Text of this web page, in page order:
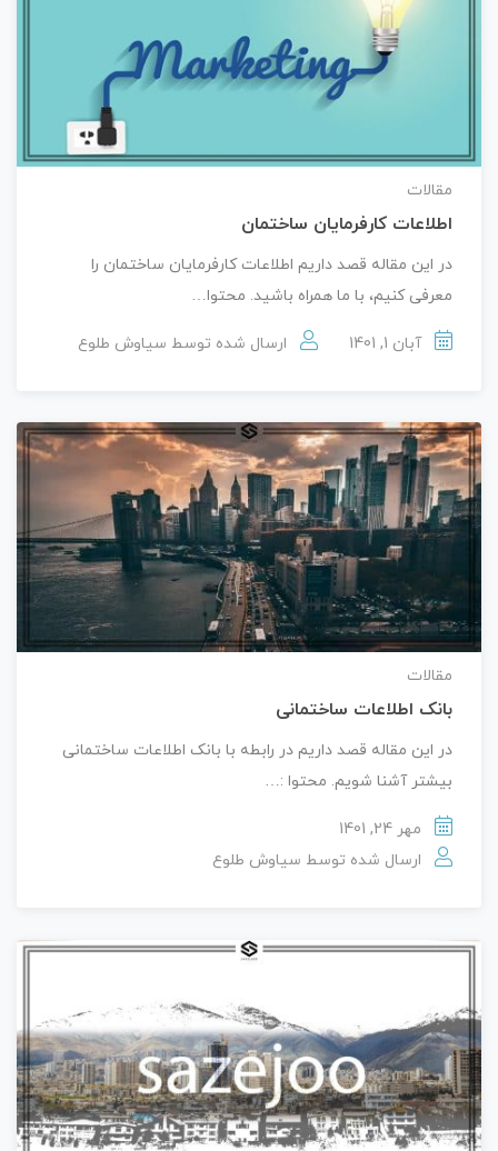
مقالات
اطلاعات کارفرمایان ساختمان
در این مقاله قصد داریم اطلاعات کارفرمایان ساختمان را
معرفی کنیم، با ما همراه باشید. محتوا…
آبان 1, 1401 ارسال شده توسط سیاوش طلوع
مقالات
بانک اطلاعات ساختمانی
در این مقاله قصد داریم در رابطه با بانک اطلاعات ساختمانی
بیشتر آشنا شویم. محتوا :…
مهر 24, 1401
ارسال شده توسط سیاوش طلوع